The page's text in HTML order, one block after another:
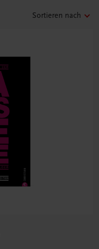
Sortieren nach